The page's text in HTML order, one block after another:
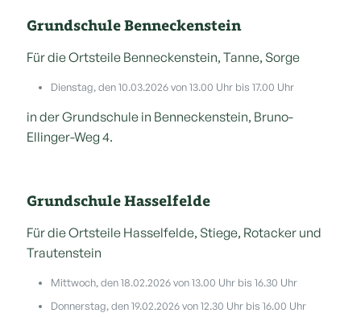
Grundschule Benneckenstein
Für die Ortsteile Benneckenstein, Tanne, Sorge
Dienstag, den 10.03.2026 von 13.00 Uhr bis 17.00 Uhr
in der Grundschule in Benneckenstein, Bruno-
Ellinger-Weg 4.
Grundschule Hasselfelde
Für die Ortsteile Hasselfelde, Stiege, Rotacker und
Trautenstein
Mittwoch, den 18.02.2026 von 13.00 Uhr bis 16.30 Uhr
Donnerstag, den 19.02.2026 von 12.30 Uhr bis 16.00 Uhr